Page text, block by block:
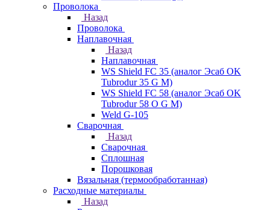
Проволока
Назад
Проволока
Наплавочная
Назад
Наплавочная
WS Shield FC 35 (аналог Эсаб OK
Tubrodur 35 G M)
WS Shield FC 58 (аналог Эсаб OK
Tubrodur 58 O G M)
Weld G-105
Сварочная
Назад
Сварочная
Сплошная
Порошковая
Вязальная (термообработанная)
Расходные материалы
Назад